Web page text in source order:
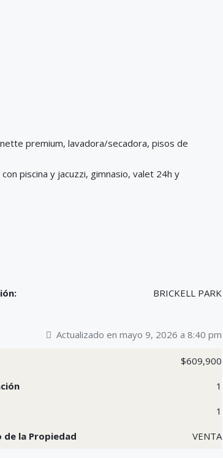
premium, lavadora/secadora, pisos de
piscina y jacuzzi, gimnasio, valet 24h y
BRICKELL PARK
Actualizado en mayo 9, 2026 a 8:40 pm
$609,900
1
1
de la Propiedad VENTA